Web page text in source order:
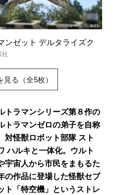
ンゼット デルタライズク
る（全5枚）
トラマンシリーズ第８作の
トラマンゼロの弟子を自称
対怪獣ロボット部隊 スト
ハルキと一体化。ウルト
宇宙人から市民をまもるた
の作品に登場した怪獣セブ
ト「特空機」というストレ